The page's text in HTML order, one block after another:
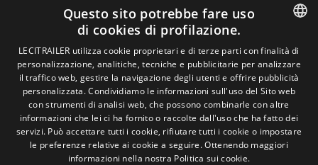
Avviso legale
Politiche sulla privacy
Politica sui cookie
Condizioni generali di vendita
Gestire i cookie
Contatto
Camino de los Huertos, S/N. Apdo 100 .
50620 - Casetas (Zaragoza) Spagna
SPANISH
ENGLISH
ITALIAN
PORTUGUESE
Questo sito potrebbe fare uso
di cookies di profilazione.
LECITRAILER utilizza cookie proprietari e di terze parti con finalità di
personalizzazione, analitiche, tecniche e pubblicitarie per analizzare
il traffico web, gestire la navigazione degli utenti e offrire pubblicità
personalizzata. Condividiamo le informazioni sull'uso del Sito web
con strumenti di analisi web, che possono combinarle con altre
informazioni che lei ci ha fornito o raccolte dall'uso che ha fatto dei
servizi. Può accettare tutti i cookie, rifiutare tutti i cookie o impostare
le preferenze relative ai cookie a seguire. Ottenendo maggiori
informazioni nella nostra Politica sui cookie.